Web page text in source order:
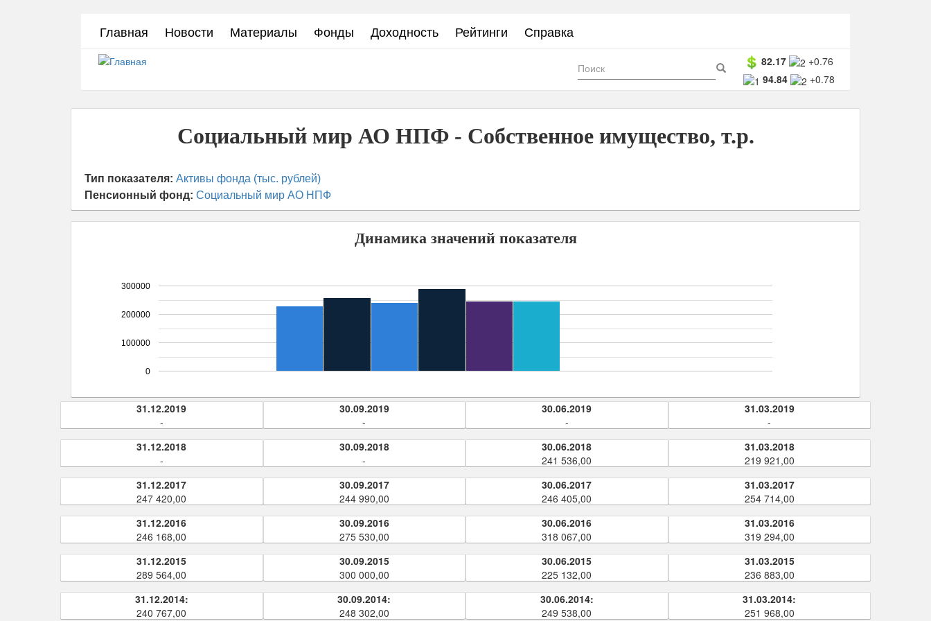
Главная Новости Материалы Фонды Доходность Рейтинги Справка
82.17
+0.76
94.84
+0.78
Форма
поиска Поиск
Социальный мир АО НПФ - Собственное имущество, т.р.
Тип показателя: Активы фонда (тыс. рублей)
Пенсионный фонд: Социальный мир АО НПФ
Динамика значений показателя
0
100000
200000
300000
31.12.2019
-
30.09.2019
-
30.06.2019
-
31.03.2019
-
31.12.2018
-
30.09.2018
-
30.06.2018
241 536,00
31.03.2018
219 921,00
31.12.2017
247 420,00
30.09.2017
244 990,00
30.06.2017
246 405,00
31.03.2017
254 714,00
31.12.2016
246 168,00
30.09.2016
275 530,00
30.06.2016
318 067,00
31.03.2016
319 294,00
31.12.2015
289 564,00
30.09.2015
300 000,00
30.06.2015
225 132,00
31.03.2015
236 883,00
31.12.2014:
240 767,00
30.09.2014:
248 302,00
30.06.2014:
249 538,00
31.03.2014:
251 968,00